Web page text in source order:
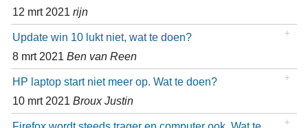
12 mrt 2021 rijn
Update win 10 lukt niet, wat te doen?
8 mrt 2021 Ben van Reen
HP laptop start niet meer op. Wat te doen?
10 mrt 2021 Broux Justin